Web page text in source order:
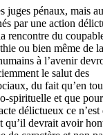
juges pénaux, mais
par une action
rencontre du
ou bien même de la
à l’avenir
le salut des
du fait qu’en
spirituelle et que
délictueux ce n’est
qu’il devrait avoir